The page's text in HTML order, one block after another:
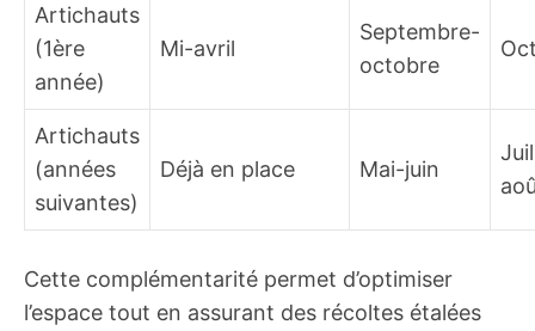
Artichauts
(1ère
année)
Mi-avril
Septembre-
octobre
Artichauts
(années
suivantes)
Déjà en place Mai-juin
Cette complémentarité permet d’optimiser
l’espace tout en assurant des récoltes étalées